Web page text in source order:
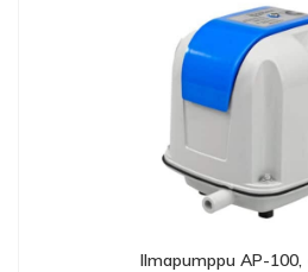
Ilmapumppu AP-100,